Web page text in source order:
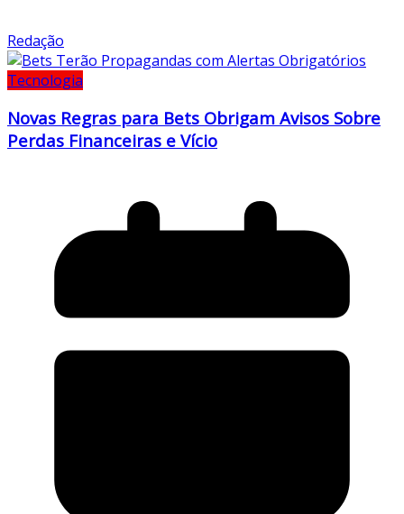
Redação
Tecnologia
Novas Regras para Bets Obrigam Avisos Sobre
Perdas Financeiras e Vício